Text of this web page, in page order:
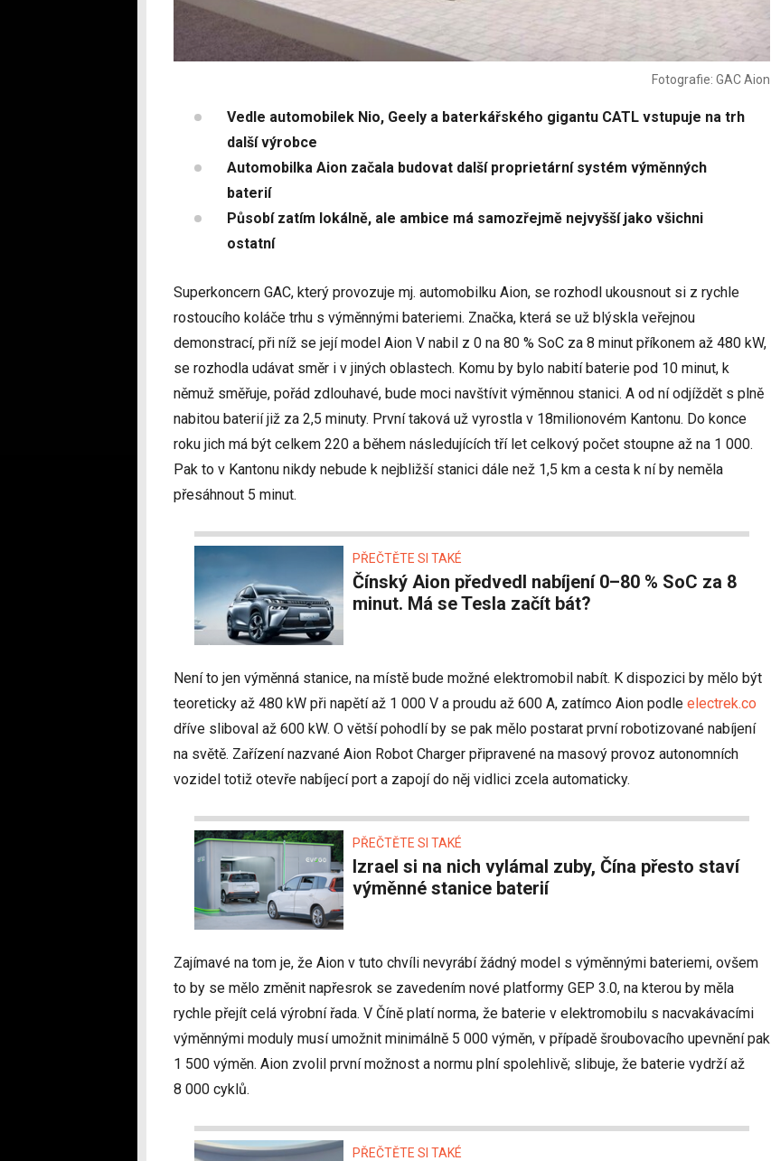
Fotografie: GAC Aion
Vedle automobilek Nio, Geely a baterkářského gigantu CATL vstupuje na trh
další výrobce
Automobilka Aion začala budovat další proprietární systém výměnných
baterií
Působí zatím lokálně, ale ambice má samozřejmě nejvyšší jako všichni
ostatní
Superkoncern GAC, který provozuje mj. automobilku Aion, se rozhodl ukousnout si z rychle
rostoucího koláče trhu s výměnnými bateriemi. Značka, která se už blýskla veřejnou
demonstrací, při níž se její model Aion V nabil z 0 na 80 % SoC za 8 minut příkonem až 480 kW,
se rozhodla udávat směr i v jiných oblastech. Komu by bylo nabití baterie pod 10 minut, k
němuž směřuje, pořád zdlouhavé, bude moci navštívit výměnnou stanici. A od ní odjíždět s plně
nabitou baterií již za 2,5 minuty. První taková už vyrostla v 18milionovém Kantonu. Do konce
roku jich má být celkem 220 a během následujících tří let celkový počet stoupne až na 1 000.
Pak to v Kantonu nikdy nebude k nejbližší stanici dále než 1,5 km a cesta k ní by neměla
přesáhnout 5 minut.
PŘEČTĚTE SI TAKÉ
Čínský Aion předvedl nabíjení 0–80 % SoC za 8
minut. Má se Tesla začít bát?
Není to jen výměnná stanice, na místě bude možné elektromobil nabít. K dispozici by mělo být
teoreticky až 480 kW při napětí až 1 000 V a proudu až 600 A, zatímco Aion podle electrek.co
dříve sliboval až 600 kW. O větší pohodlí by se pak mělo postarat první robotizované nabíjení
na světě. Zařízení nazvané Aion Robot Charger připravené na masový provoz autonomních
vozidel totiž otevře nabíjecí port a zapojí do něj vidlici zcela automaticky.
PŘEČTĚTE SI TAKÉ
Izrael si na nich vylámal zuby, Čína přesto staví
výměnné stanice baterií
Zajímavé na tom je, že Aion v tuto chvíli nevyrábí žádný model s výměnnými bateriemi, ovšem
to by se mělo změnit napřesrok se zavedením nové platformy GEP 3.0, na kterou by měla
rychle přejít celá výrobní řada. V Číně platí norma, že baterie v elektromobilu s nacvakávacími
výměnnými moduly musí umožnit minimálně 5 000 výměn, v případě šroubovacího upevnění pak
1 500 výměn. Aion zvolil první možnost a normu plní spolehlivě; slibuje, že baterie vydrží až
8 000 cyklů.
PŘEČTĚTE SI TAKÉ